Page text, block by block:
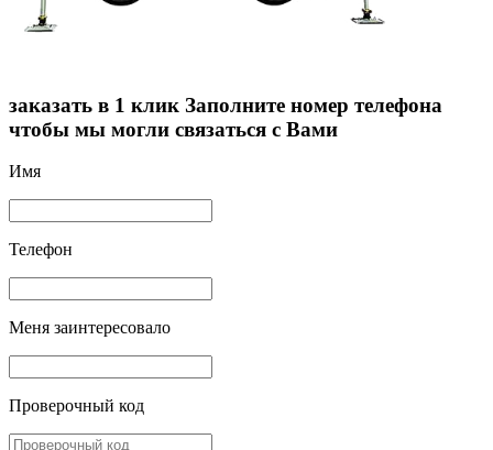
заказать в 1 клик Заполните номер телефона
чтобы мы могли связаться с Вами
Имя
Телефон
Меня заинтересовало
Проверочный код